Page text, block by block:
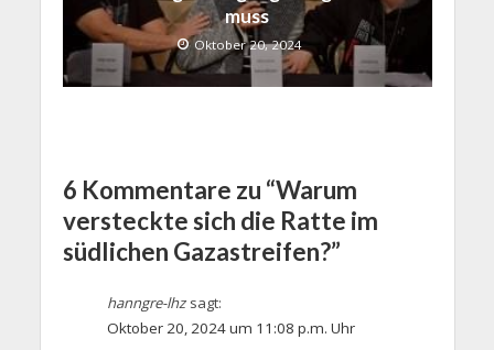
muss
Oktober 20, 2024
6 Kommentare zu “Warum
versteckte sich die Ratte im
südlichen Gazastreifen?”
hanngre-lhz sagt:
Oktober 20, 2024 um 11:08 p.m. Uhr